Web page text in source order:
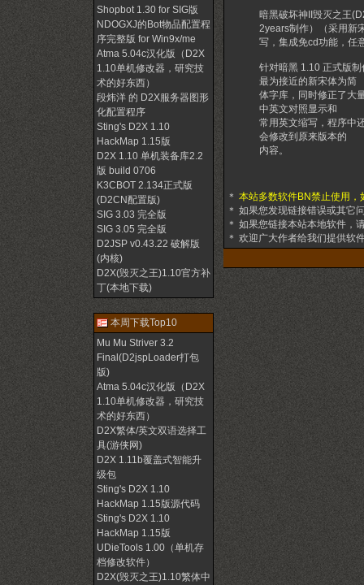
Shopbot 1.30 for SIG版
NDOGXJ的Bot物品配置程
序完整版 for Win9x/me
Atma 5.04c汉化版（D2X
1.10单机修改器，研究技
术的好东西）
段炜洋 的 D2X服务器图形
化配置程序
Sting's D2X 1.10
HackMap 1.15版
D2X 1.10 单机装备库2.2
版 build 0706
K3CBOT 2.134正式版
(D2CN配置版)
SIG 3.03 完全版
SIG 3.05 完全版
D2JSP v0.43.22 破解版
(内核)
D2X(毁灭之王)1.10官方补
丁(本地下载)
本周下载Top10
Mu Mu Striver 3.2
Final(D2jspLoader打包
版)
Atma 5.04c汉化版（D2X
1.10单机修改器，研究技
术的好东西）
D2X繁体/英文双语选择工
具(游侠网)
D2X 1.11b覆盖式智能升
级包
Sting's D2X 1.10
HackMap 1.15版源代码
Sting's D2X 1.10
HackMap 1.15版
UDieTools 1.00（单机存
档修改软件）
D2X(毁灭之王)1.10繁体中
暗黑破坏神II毁灭之王
2years制作）（采用新
写，集成免cd功能，任
针对暗黑 1.10 正式版
最为接近的新宋体为简
体字库，同时修正了大
中英文对照显示和
常用英文缩写，程序中
会修改到原来版本的
内容。
＊ 本站多数软件BN禁止使用
＊ 如果您发现链接错误或其它
＊ 如果您链接本站本地软件，
＊ 欢迎广大作者给我们提供软